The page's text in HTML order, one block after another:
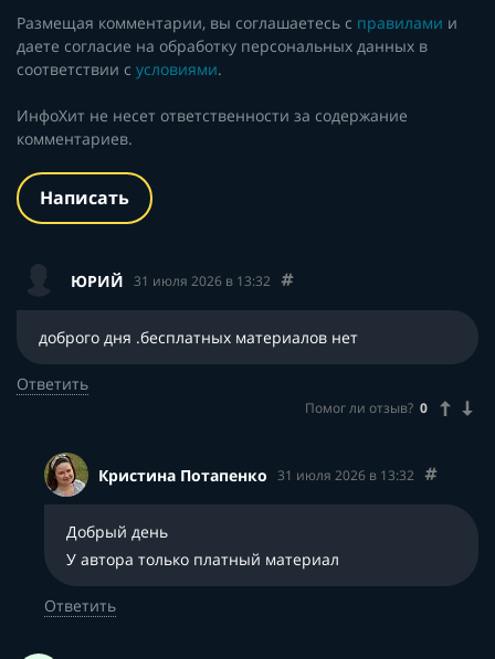
Размещая комментарии, вы соглашаетесь с правилами и
даете согласие на обработку персональных данных в
соответствии с условиями.
ИнфоХит не несет ответственности за содержание
комментариев.
Написать
ЮРИЙ 31 июля 2026 в 13:32
доброго дня .бесплатных материалов нет
Ответить
Помог ли отзыв? 0
Кристина Потапенко 31 июля 2026 в 13:32
Добрый день
У автора только платный материал
Ответить